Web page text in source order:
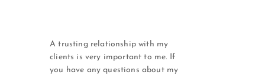
A trusting relationship with my
clients is very important to me. If
you have any questions about my